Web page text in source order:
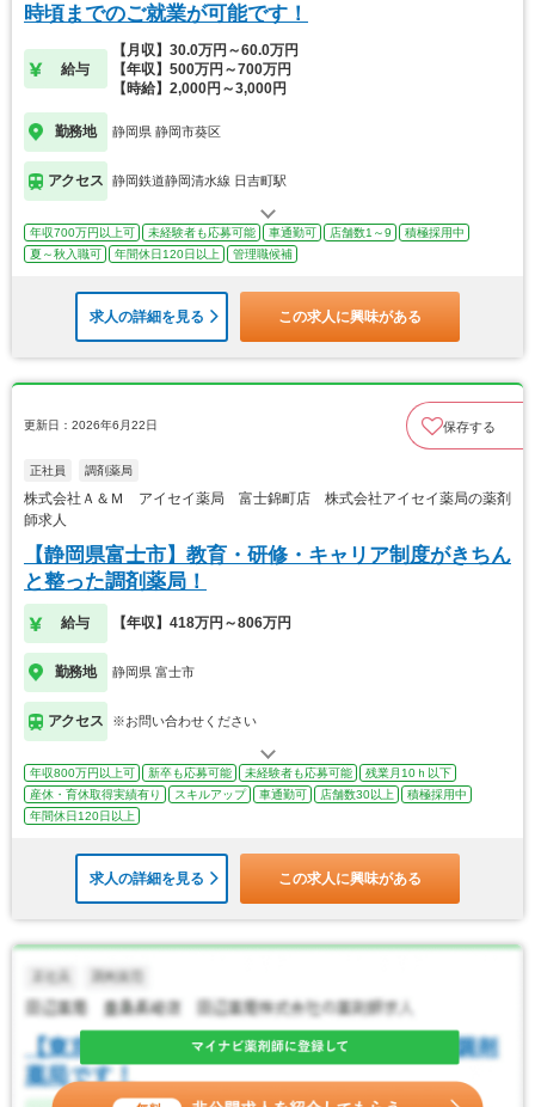
時頃までのご就業が可能です！
給与
【月収】30.0万円～60.0万円
【年収】500万円～700万円
【時給】2,000円～3,000円
勤務地 静岡県 静岡市葵区
アクセス 静岡鉄道静岡清水線 日吉町駅
年収700万円以上可 未経験者も応募可能 車通勤可 店舗数1～9
積極採用中
夏～秋入職可
年間休日120日以上 管理職候補
求人の詳細を見る この求人に興味がある
更新日：2026年6月22日 保存する
正社員 調剤薬局
株式会社Ａ＆Ｍ アイセイ薬局 富士錦町店 株式会社アイセイ薬局の薬剤
師求人
【静岡県富士市】教育・研修・キャリア制度がきちん
と整った調剤薬局！
給与 【年収】418万円～806万円
勤務地 静岡県 富士市
アクセス ※お問い合わせください
年収800万円以上可 新卒も応募可能 未経験者も応募可能
残業月10ｈ以下
産休・育休取得実績有り
スキルアップ 車通勤可 店舗数30以上
積極採用中
年間休日120日以上
求人の詳細を見る この求人に興味がある